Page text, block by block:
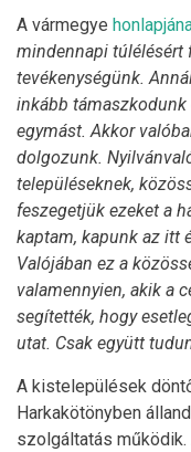
A vármegye
mindennapi
tevékenységünk.
inkább
egymást. Akkor
dolgozunk.
településeknek,
feszegetjük ezeket a
kaptam, kapunk az itt
Valójában ez a
valamennyien, akik a
segítették, hogy
utat. Csak együtt
A kistelepülések
Harkakötönyben
szolgáltatás